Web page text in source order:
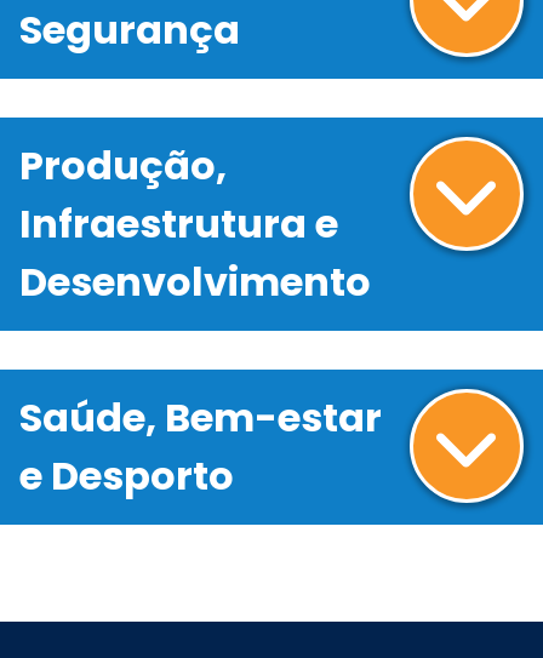
Segurança
Produção,
Infraestrutura e
Desenvolvimento
Saúde, Bem-estar
e Desporto